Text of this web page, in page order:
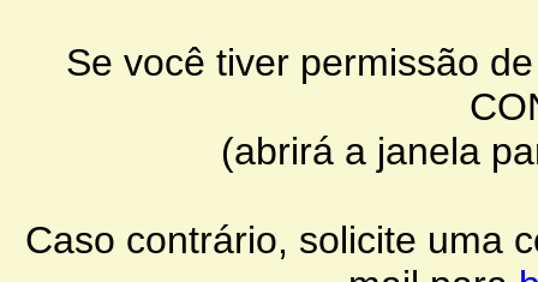
Se você tiver permissão
(abrirá a janela
Caso contrário, solicite uma